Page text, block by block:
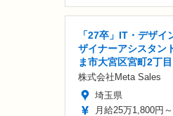
「27卒」IT・デザ
ザイナーアシスタン
ま市大宮区宮町2丁目
株式会社Meta Sales
埼玉県
月給25万1,800円